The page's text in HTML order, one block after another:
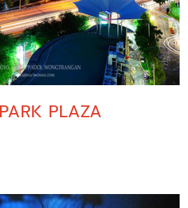
PLAZA